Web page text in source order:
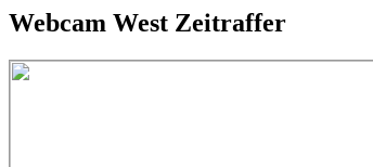
Webcam West Zeitraffer